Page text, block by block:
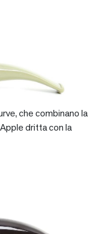
che combinano la
dritta con la